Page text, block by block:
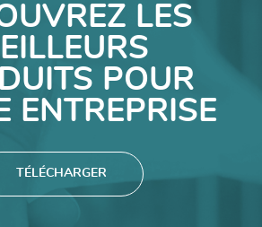
LES
POUR
ENTREPRISE
TÉLÉCHARGER